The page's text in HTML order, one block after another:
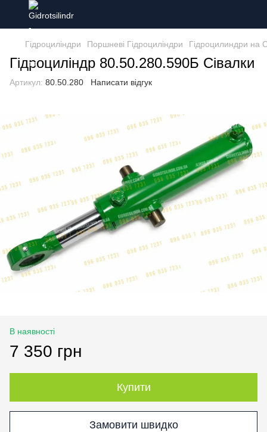
Гідроциліндри Поршневі Гідроциліндри Гідроцилиндри на
Гідроциліндр 80.50.280.590Б Сівалки
Артикул: 80.50.280 Написати відгук
В наявності
7 350 грн
Купити
Замовити швидко